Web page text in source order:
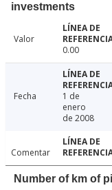
investments
Valor
0.00
Fecha
1 de
enero
de 2008
Comentar
Number of km of